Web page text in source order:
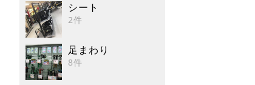
シート
2件
足まわり
8件